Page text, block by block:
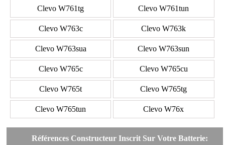
Clevo W761tg Clevo W761tun
Clevo W763c Clevo W763k
Clevo W763sua Clevo W763sun
Clevo W765c Clevo W765cu
Clevo W765t Clevo W765tg
Clevo W765tun Clevo W76x
Références Constructeur Inscrit Sur Votre Batterie: